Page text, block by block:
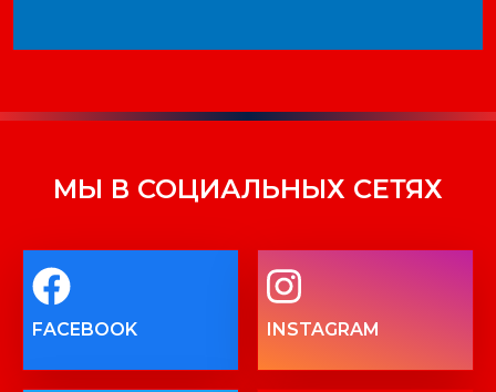
МЫ В СОЦИАЛЬНЫХ СЕТЯХ
FACEBOOK INSTAGRAM